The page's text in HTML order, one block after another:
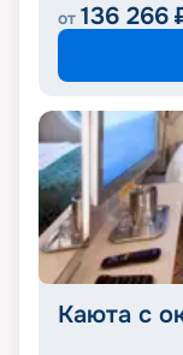
от 136 266
Каюта с